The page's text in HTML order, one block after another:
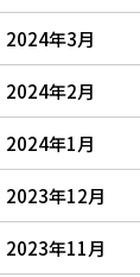
2024年3月
2024年2月
2024年1月
2023年12月
2023年11月